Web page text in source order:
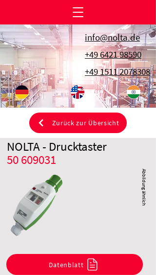
info@nolta.de
+49 6421 98590
+49 1511 2078308
Zurück zur Übersicht
50 609031
NOLTA - Drucktaster
Abbildung ähnlich
Datenblatt